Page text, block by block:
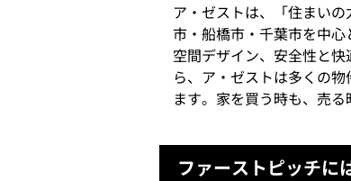
ア・ゼストは、「住まい
市・船橋市・千葉市を中
空間デザイン、安全性と
ら、ア・ゼストは多くの
ます。家を買う時も、売
ファーストピッチに